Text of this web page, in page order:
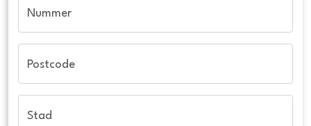
Nummer
Postcode
Stad